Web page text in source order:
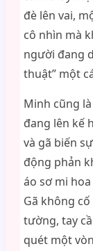
đè lên vai,
cô nhìn mà
người đang
thuật” một
Minh cũng
đang lên kế
và gã biến
động phản
áo sơ mi
Gã không
tường, tay
quét một